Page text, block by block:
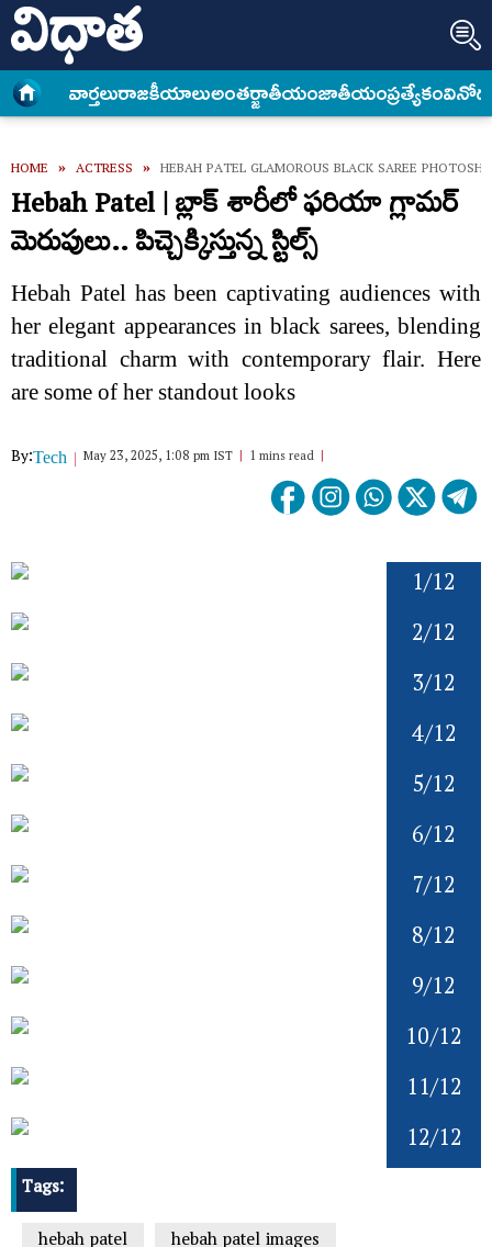
వార్త‌లురాజకీయాలుఅంత‌ర్జాతీయంజాతీయంప్రత్యేకం
HOME » ACTRESS » HEBAH PATEL GLAMOROUS BLACK SAREE
Hebah Patel | బ్లాక్ శారీలో ఫరియా గ్లామర్
మెరుపులు.. పిచ్చెక్కిస్తున్న స్టిల్స్
Hebah Patel has been captivating audiences with
her elegant appearances in black sarees, blending
traditional charm with contemporary flair. Here
are some of her standout looks
By:Tech May 23, 2025, 1:08 pm IST 1 mins read
1/12
2/12
3/12
4/12
5/12
6/12
7/12
8/12
9/12
10/12
11/12
12/12
Tags: